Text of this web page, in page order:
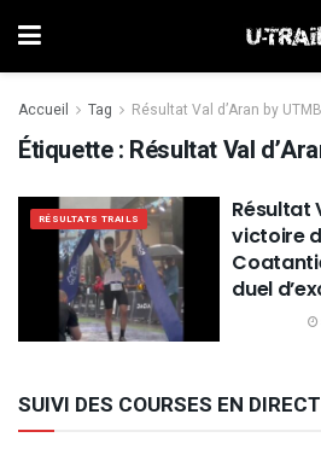
Accueil Tag Résultat Val d’Aran by UTMB
Étiquette : Résultat Val
RÉSULTATS TRAILS
Résultat
victoire
duel
SUIVI DES COURSES EN DIRECT